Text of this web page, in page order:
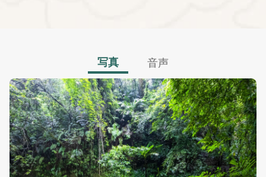
写真 音声